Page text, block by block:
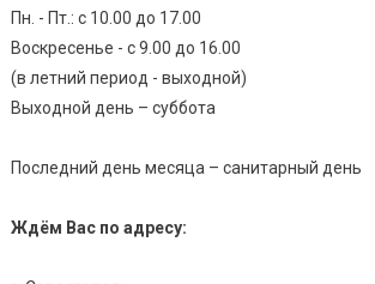
Пн. - Пт.: с 10.00 до 17.00
Воскресенье - с 9.00 до 16.00
(в летний период - выходной)
Выходной день – суббота
Последний день месяца – санитарный день
Ждём Вас по адресу: